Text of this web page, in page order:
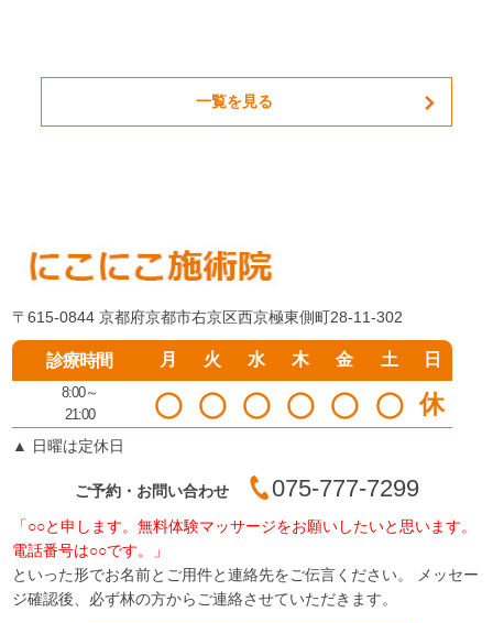
一覧を見る
〒615-0844 京都府京都市右京区西京極東側町28-11-302
診療時間 月 火 水 木 金 土 日
8:00～
21:00
◯ ◯ ◯ ◯ ◯ ◯ 休
▲ 日曜は定休日
ご予約・お問い合わせ 075-777-7299
「○○と申します。無料体験マッサージをお願いしたいと思います。
電話番号は○○です。」
といった形でお名前とご用件と連絡先をご伝言ください。 メッセー
ジ確認後、必ず林の方からご連絡させていただきます。